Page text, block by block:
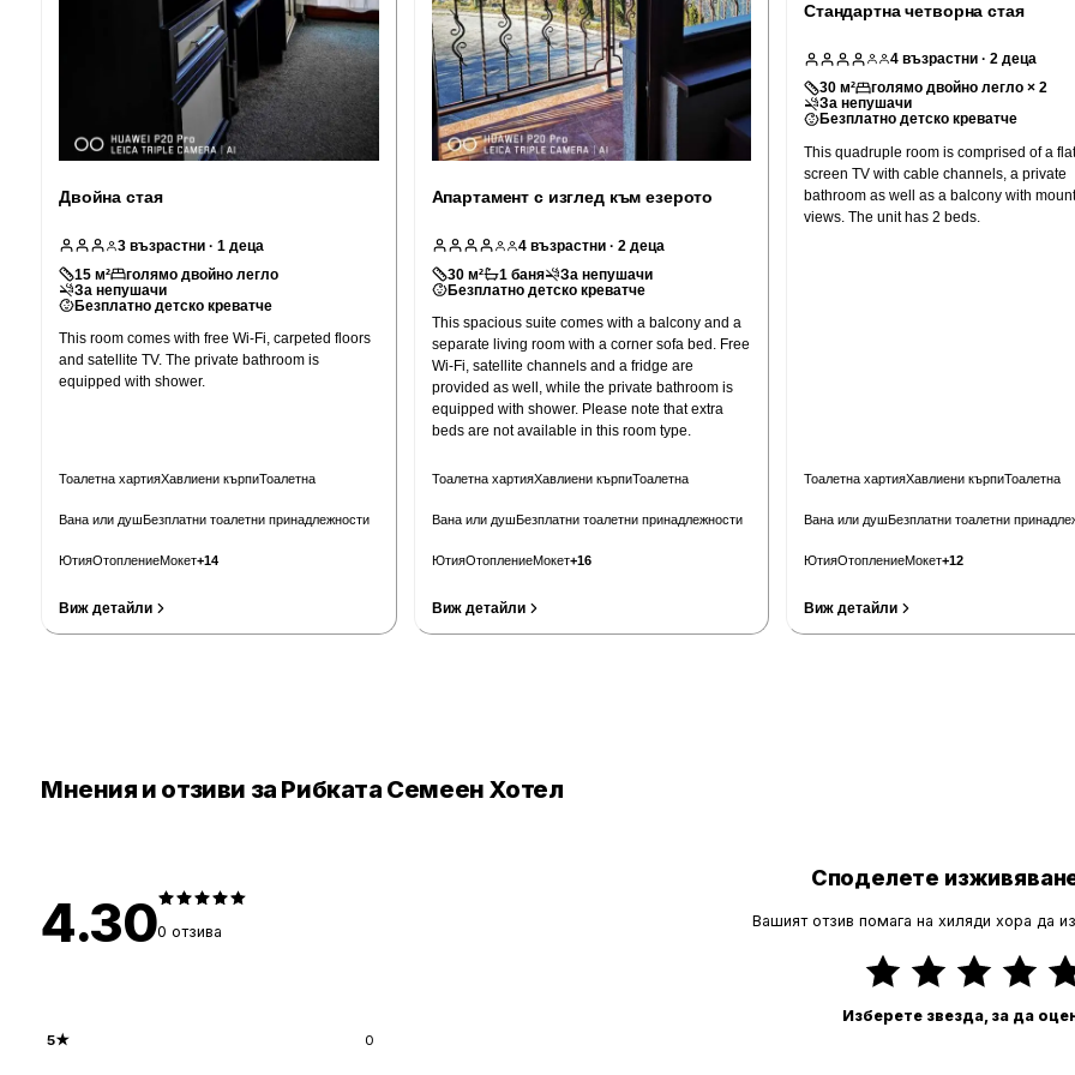
Двойна стая
3 възрастни · 1 деца
15 м²
голямо двойно легло
За непушачи
Безплатно детско креватче
This room comes with free Wi-Fi, carpeted floors
and satellite TV. The private bathroom is
equipped with shower.
Тоалетна хартияХавлиени кърпиТоалетна
Вана или душ Безплатни тоалетни принадлежности
ЮтияОтоплениеМокет+14
Виж детайли
Апартамент с изглед към езерото
4 възрастни· 2 деца
30 м² 1 баня
За непушачи
Безплатно детско креватче
This spacious suite comes with a balcony and a
separate living room with a corner sofa bed. Free
Wi-Fi, satellite channels and a fridge are
provided as well, while the private bathroom is
equipped with shower. Please note that extra
beds are not available in this room type.
Тоалетна хартияХавлиени кърпиТоалетна
Вана или душ Безплатни тоалетни принадлежности
ЮтияОтоплениеМокет+16
Виж детайли
Стандартна четворна стая
4 възрастни · 2 деца
30 м²
голямо двойно легло × 2
За непушачи
Безплатно детско креватче
This quadruple room is comprised of a
screen TV with cable channels, a private
bathroom as well as a balcony with
views. The unit has 2 beds.
Тоалетна хартияХавлиени кърпиТоалетна
Вана или душ Безплатни тоалетни
ЮтияОтоплениеМокет+12
Виж детайли
Мнения и отзиви за Рибката Семеен Хотел
4.300 отзива
5★ 0
Споделете
Вашият отзив помага на хиляди хора да
Изберете звезда, за да